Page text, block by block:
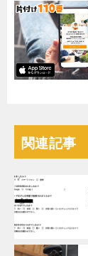
関連記事